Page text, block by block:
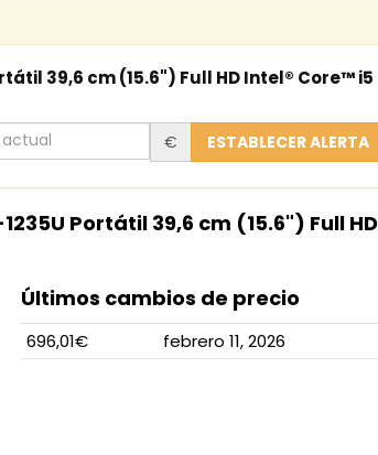
39,6 cm (15.6") Full HD Intel® Core™ i5
€ ESTABLECER ALERTA
Portátil 39,6 cm (15.6") Full HD
Últimos cambios de precio
696,01€ febrero 11, 2026